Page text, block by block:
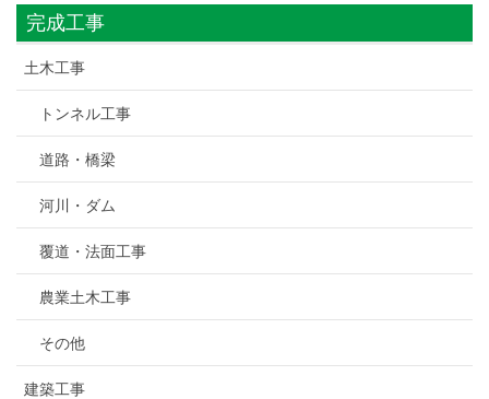
完成工事
土木工事
トンネル工事
道路・橋梁
河川・ダム
覆道・法面工事
農業土木工事
その他
建築工事